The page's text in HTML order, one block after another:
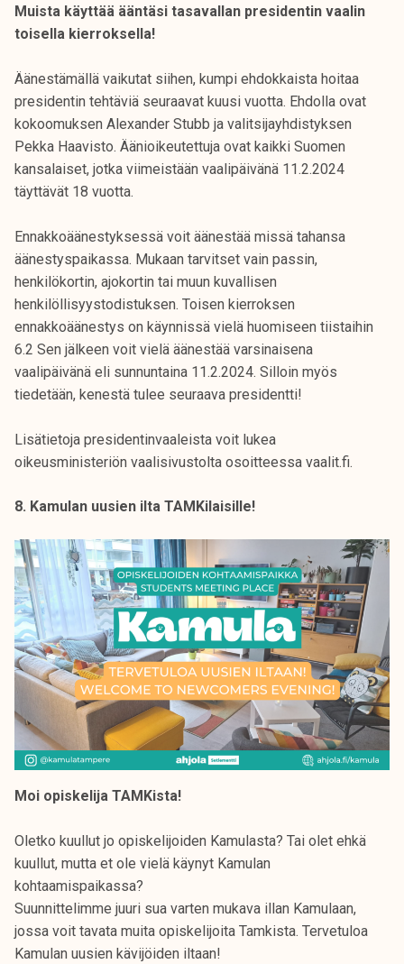
Muista käyttää ääntäsi tasavallan presidentin vaalin
toisella kierroksella!
Äänestämällä vaikutat siihen, kumpi ehdokkaista hoitaa
presidentin tehtäviä seuraavat kuusi vuotta. Ehdolla ovat
kokoomuksen Alexander Stubb ja valitsijayhdistyksen
Pekka Haavisto. Äänioikeutettuja ovat kaikki Suomen
kansalaiset, jotka viimeistään vaalipäivänä 11.2.2024
täyttävät 18 vuotta.
Ennakkoäänestyksessä voit äänestää missä tahansa
äänestyspaikassa. Mukaan tarvitset vain passin,
henkilökortin, ajokortin tai muun kuvallisen
henkilöllisyystodistuksen. Toisen kierroksen
ennakkoäänestys on käynnissä vielä huomiseen tiistaihin
6.2 Sen jälkeen voit vielä äänestää varsinaisena
vaalipäivänä eli sunnuntaina 11.2.2024. Silloin myös
tiedetään, kenestä tulee seuraava presidentti!
Lisätietoja presidentinvaaleista voit lukea
oikeusministeriön vaalisivustolta osoitteessa vaalit.fi.
8. Kamulan uusien ilta TAMKilaisille!
Moi opiskelija TAMKista!
Oletko kuullut jo opiskelijoiden Kamulasta? Tai olet ehkä
kuullut, mutta et ole vielä käynyt Kamulan
kohtaamispaikassa?
Suunnittelimme juuri sua varten mukava illan Kamulaan,
jossa voit tavata muita opiskelijoita Tamkista. Tervetuloa
Kamulan uusien kävijöiden iltaan!